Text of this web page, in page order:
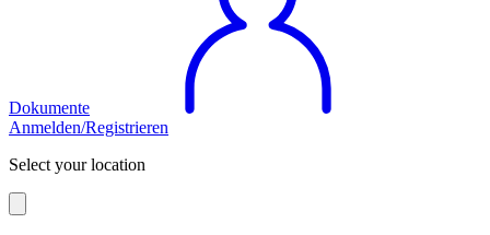
Dokumente
Anmelden/Registrieren
Select your location